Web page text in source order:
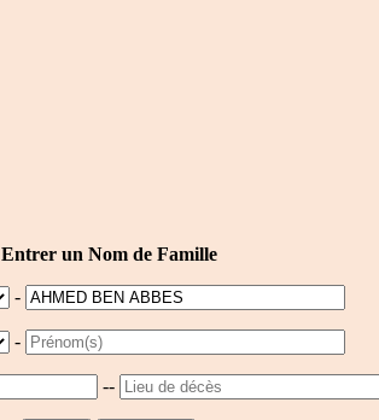
Entrer un Nom de Famille
-
-
--